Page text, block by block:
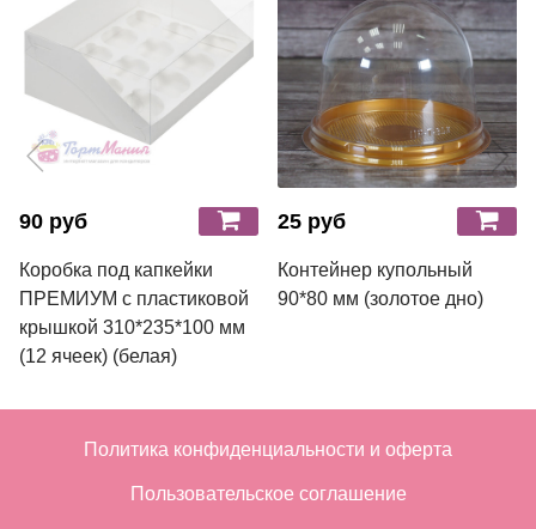
90 руб
Коробка под капкейки
ПРЕМИУМ с пластиковой
крышкой 310*235*100 мм
(12 ячеек) (белая)
25 руб
Контейнер купольный
90*80 мм (золотое дно)
Политика конфиденциальности и оферта
Пользовательское соглашение